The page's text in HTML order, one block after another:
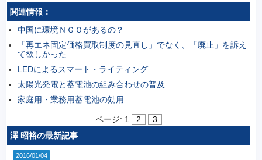
関連情報：
中国に環境ＮＧＯがあるの？
「再エネ固定価格買取制度の見直し」でなく、「廃止」を訴え
て欲しかった
LEDによるスマート・ライティング
太陽光発電と蓄電池の組み合わせの普及
家庭用・業務用蓄電池の効用
ページ: 1 2
3
澤 昭裕の最新記事
2016/01/04